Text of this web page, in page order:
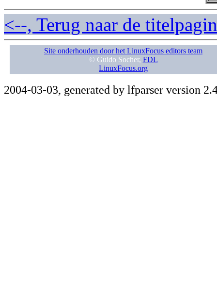
<--, Terug naar de
Site onderhouden door het LinuxFocus editors team
© Guido Socher, FDL
LinuxFocus.org
2004-03-03, generated by lfparser version